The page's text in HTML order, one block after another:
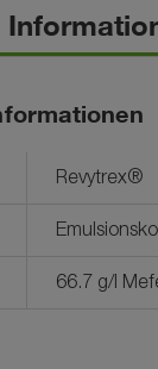
Revytrex®
66.7 g/l